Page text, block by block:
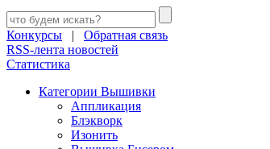
Конкурсы | Обратная связь
RSS-лента новостей
Статистика
Категории Вышивки
Аппликация
Блэкворк
Изонить